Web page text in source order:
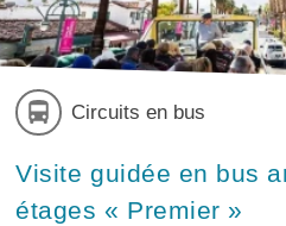
Circuits en bus
Visite guidée en bus
étages « Premier »